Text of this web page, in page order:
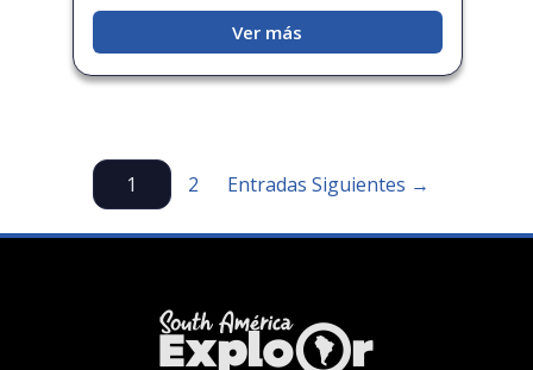
Ver más
Paginación
1 2 Entradas Siguientes →